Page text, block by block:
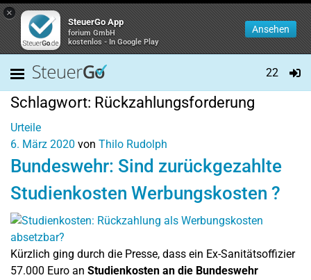
×
SteuerGo App
forium GmbH
kostenlos - In Google Play
Ansehen
22
Schlagwort: Rückzahlungsforderung
Urteile
6. März 2020 von Thilo Rudolph
Bundeswehr: Sind zurückgezahlte
Studienkosten Werbungskosten ?
Kürzlich ging durch die Presse, dass ein Ex-Sanitätsoffizier
57.000 Euro an Studienkosten an die Bundeswehr